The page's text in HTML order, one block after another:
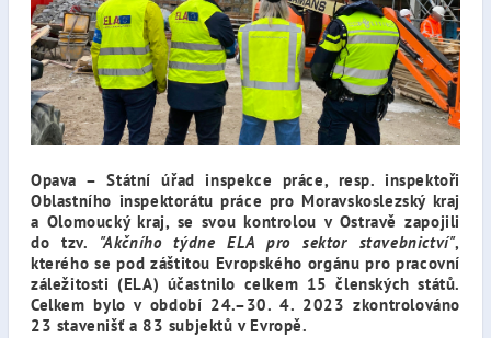
Opava – Státní úřad inspekce práce, resp. inspektoři
Oblastního inspektorátu práce pro Moravskoslezský kraj
a Olomoucký kraj, se svou kontrolou v Ostravě zapojili
do tzv. "Akčního týdne ELA pro sektor stavebnictví",
kterého se pod záštitou Evropského orgánu pro pracovní
záležitosti (ELA) účastnilo celkem 15 členských států.
Celkem bylo v období 24.–30. 4. 2023 zkontrolováno
23 stavenišť a 83 subjektů v Evropě.